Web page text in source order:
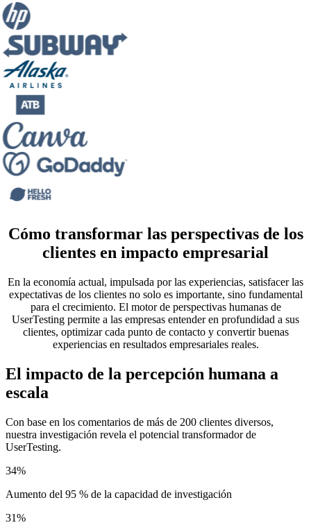
Cómo transformar las perspectivas de los
clientes en impacto empresarial
En la economía actual, impulsada por las experiencias, satisfacer las
expectativas de los clientes no solo es importante, sino fundamental
para el crecimiento. El motor de perspectivas humanas de
UserTesting permite a las empresas entender en profundidad a sus
clientes, optimizar cada punto de contacto y convertir buenas
experiencias en resultados empresariales reales.
El impacto de la percepción humana a
escala
Con base en los comentarios de más de 200 clientes diversos,
nuestra investigación revela el potencial transformador de
UserTesting.
49%
Aumento del 95 % de la capacidad de investigación
43%